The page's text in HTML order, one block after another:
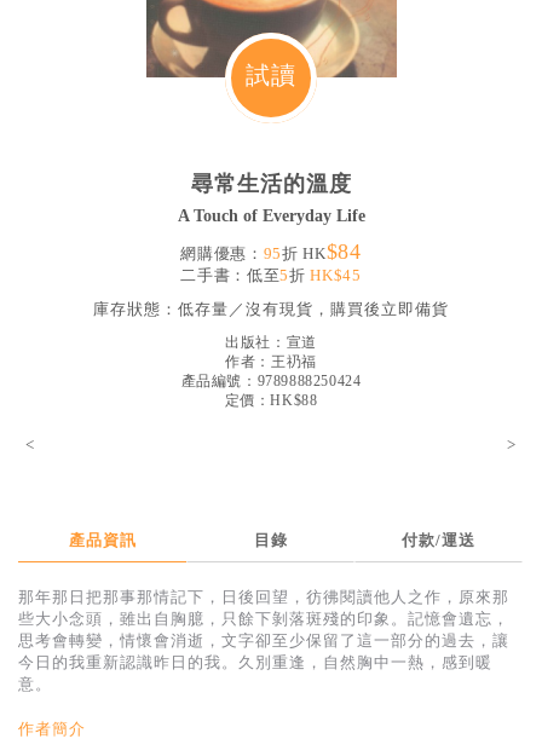
信徒生活
教會事工
哲學／宗教比較
文藝／勵志
暢銷榜
中文二手書
英文二手書
精選英文書
試讀
尋常生活的溫度
A Touch of Everyday Life
網購優惠： 95折 HK$84
二手書：低至5折HK$45
庫存狀態： 低存量／沒有現貨，購買後立即備貨
出版社： 宣道
作者： 王礽福
產品編號：9789888250424
定價：HK$88
< >
產品資訊 目錄 付款/運送
那年那日把那事那情記下，日後回望，彷彿閱讀他人之作，原來那
些大小念頭，雖出自胸臆，只餘下剝落斑殘的印象。記憶會遺忘，
思考會轉變，情懷會消逝，文字卻至少保留了這一部分的過去，讓
今日的我重新認識昨日的我。久別重逢，自然胸中一熱，感到暖
意。
作者簡介